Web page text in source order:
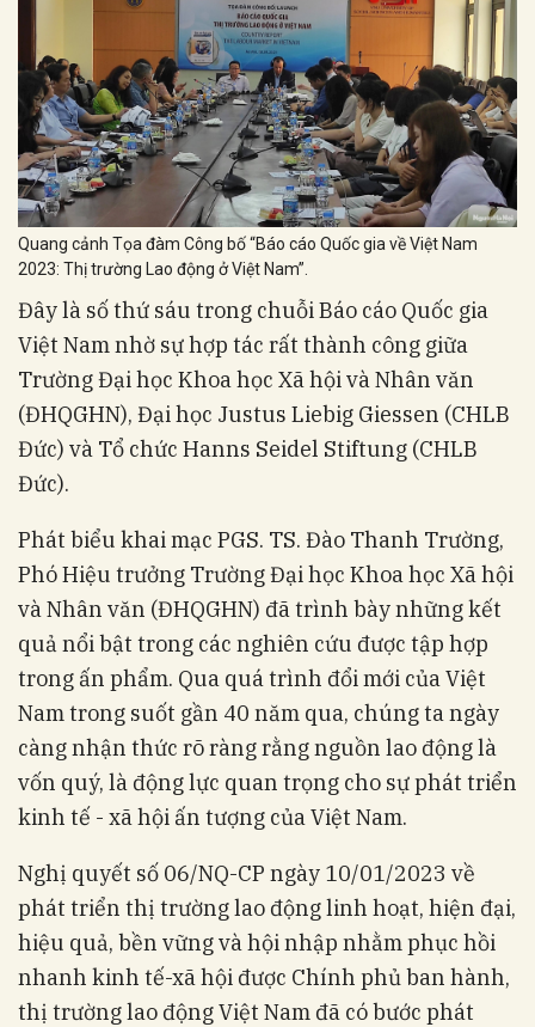
Quang cảnh Tọa đàm Công bố “Báo cáo Quốc gia về Việt Nam
2023: Thị trường Lao động ở Việt Nam”.
Đây là số thứ sáu trong chuỗi Báo cáo Quốc gia
Việt Nam nhờ sự hợp tác rất thành công giữa
Trường Đại học Khoa học Xã hội và Nhân văn
(ĐHQGHN), Đại học Justus Liebig Giessen (CHLB
Đức) và Tổ chức Hanns Seidel Stiftung (CHLB
Đức).
Phát biểu khai mạc PGS. TS. Đào Thanh Trường,
Phó Hiệu trưởng Trường Đại học Khoa học Xã hội
và Nhân văn (ĐHQGHN) đã trình bày những kết
quả nổi bật trong các nghiên cứu được tập hợp
trong ấn phẩm. Qua quá trình đổi mới của Việt
Nam trong suốt gần 40 năm qua, chúng ta ngày
càng nhận thức rõ ràng rằng nguồn lao động là
vốn quý, là động lực quan trọng cho sự phát triển
kinh tế - xã hội ấn tượng của Việt Nam.
Nghị quyết số 06/NQ-CP ngày 10/01/2023 về
phát triển thị trường lao động linh hoạt, hiện đại,
hiệu quả, bền vững và hội nhập nhằm phục hồi
nhanh kinh tế-xã hội được Chính phủ ban hành,
thị trường lao động Việt Nam đã có bước phát